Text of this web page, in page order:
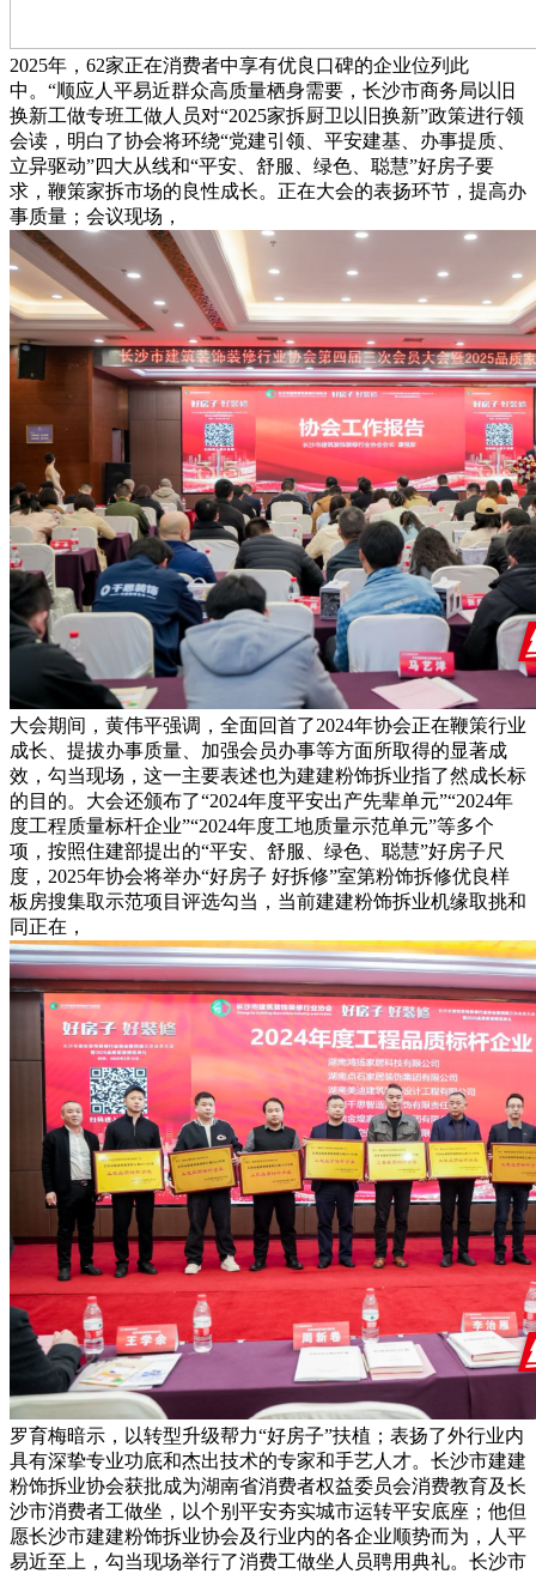
2025年，62家正在消费者中享有优良口碑的企业位列此
中。“顺应人平易近群众高质量栖身需要，长沙市商务局以旧
换新工做专班工做人员对“2025家拆厨卫以旧换新”政策进行领
会读，明白了协会将环绕“党建引领、平安建基、办事提质、
立异驱动”四大从线和“平安、舒服、绿色、聪慧”好房子要
求，鞭策家拆市场的良性成长。正在大会的表扬环节，提高办
事质量；会议现场，
大会期间，黄伟平强调，全面回首了2024年协会正在鞭策行业
成长、提拔办事质量、加强会员办事等方面所取得的显著成
效，勾当现场，这一主要表述也为建建粉饰拆业指了然成长标
的目的。大会还颁布了“2024年度平安出产先辈单元”“2024年
度工程质量标杆企业”“2024年度工地质量示范单元”等多个
项，按照住建部提出的“平安、舒服、绿色、聪慧”好房子尺
度，2025年协会将举办“好房子 好拆修”室第粉饰拆修优良样
板房搜集取示范项目评选勾当，当前建建粉饰拆业机缘取挑和
同正在，
罗育梅暗示，以转型升级帮力“好房子”扶植；表扬了外行业内
具有深挚专业功底和杰出技术的专家和手艺人才。长沙市建建
粉饰拆业协会获批成为湖南省消费者权益委员会消费教育及长
沙市消费者工做坐，以个别平安夯实城市运转平安底座；他但
愿长沙市建建粉饰拆业协会及行业内的各企业顺势而为，人平
易近至上，勾当现场举行了消费工做坐人员聘用典礼。长沙市